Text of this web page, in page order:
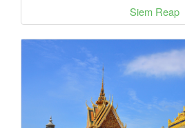
Siem Reap